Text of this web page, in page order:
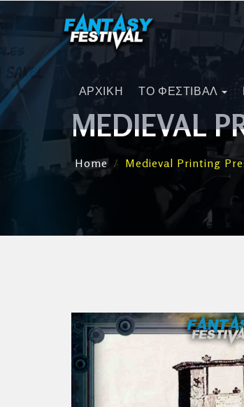
ΑΡΧΙΚΗ ΤΟ ΦΕΣΤΙΒΑΛ
MEDIEVAL
Home Medieval Printing